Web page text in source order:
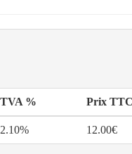
TVA % Prix
2.10% 12.00€